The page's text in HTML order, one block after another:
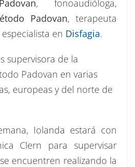
, fonoaudióloga,
Padovan, terapeuta
especialista en Disfagia.
supervisora de la
Padovan en varias
europeas y del norte de
Iolanda estará con
Clern para supervisar
encuentren realizando la